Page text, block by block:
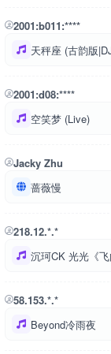
2001:b011:****
天秤座 (古韵版
2001:d08:****
空笑梦 (Live)
Jacky Zhu
蔷薇慢
218.12.*.*
沉珂CK 光光《
58.153.*.*
Beyond冷雨夜